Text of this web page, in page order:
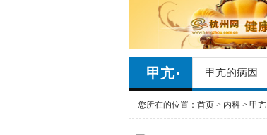
甲亢 甲亢的病因
甲亢的常识
您所在的位置： 首页 > 内科 > 甲亢